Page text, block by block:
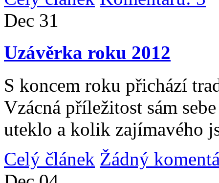
Dec 31
Uzávěrka roku 2012
S koncem roku přichází
Vzácná příležitost sám
uteklo a kolik zajímavého
Celý článek Žádný